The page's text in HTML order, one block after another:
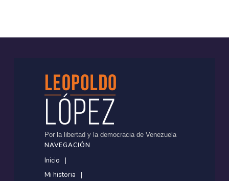
Por la libertad y la democracia de Venezuela
NAVEGACIÓN
Inicio
Mi historia